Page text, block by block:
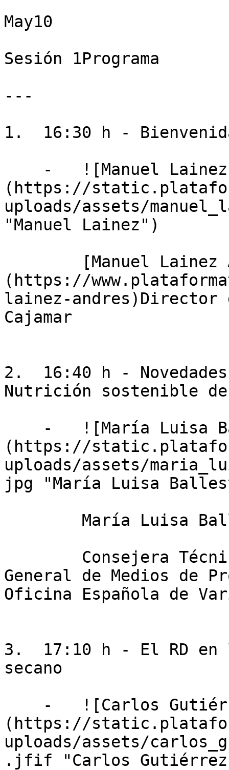
May10
Sesión 1Programa
---
1.  16:30 h -
(https://
uploads/assets/
"Manuel Lainez")
(https://
lainez-andres)Director
Cajamar
2.  16:40 h -
Nutrición sostenible
(https://
uploads/assets/
jpg "María Luisa
General de Medios de
Oficina Española de
3.  17:10 h - El RD
secano
(https://
uploads/assets/
.jfif "Carlos Gutiérrez